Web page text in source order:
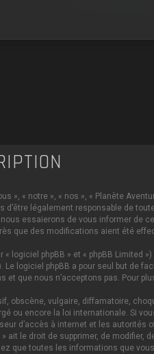
», « notre », « nos », « Planète
d’être légalement responsable de
essaierons de vous informer de
que des modifications aient été
« logiciel phpBB » et « phpBB
Le logiciel phpBB a pour seul but de
que nous n’acceptons pas. Pour
obscène, vulgaire, diffamatoire,
ou encore la loi internationale. Si
d’accès à internet et les
le droit de supprimer, de modifier,
que toutes les informations que